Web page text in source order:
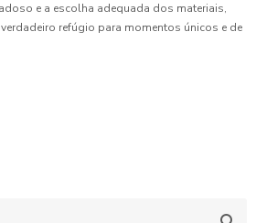
e a escolha adequada dos materiais,
refúgio para momentos únicos e de